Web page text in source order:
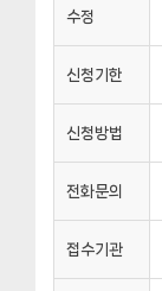
수정
신청기한
신청방법
전화문의
접수기관